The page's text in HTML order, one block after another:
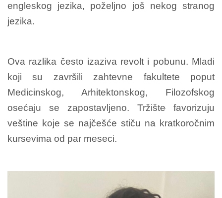
engleskog jezika, poželjno još nekog stranog
jezika.
Ova razlika često izaziva revolt i pobunu. Mladi
koji su završili zahtevne fakultete poput
Medicinskog, Arhitektonskog, Filozofskog
osećaju se zapostavljeno. Tržište favorizuju
veštine koje se najčešće stiču na kratkoročnim
kursevima od par meseci.